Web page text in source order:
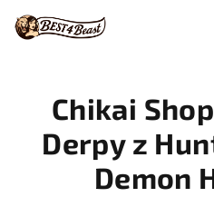
obsah
Chikai
Derpy z
Demon